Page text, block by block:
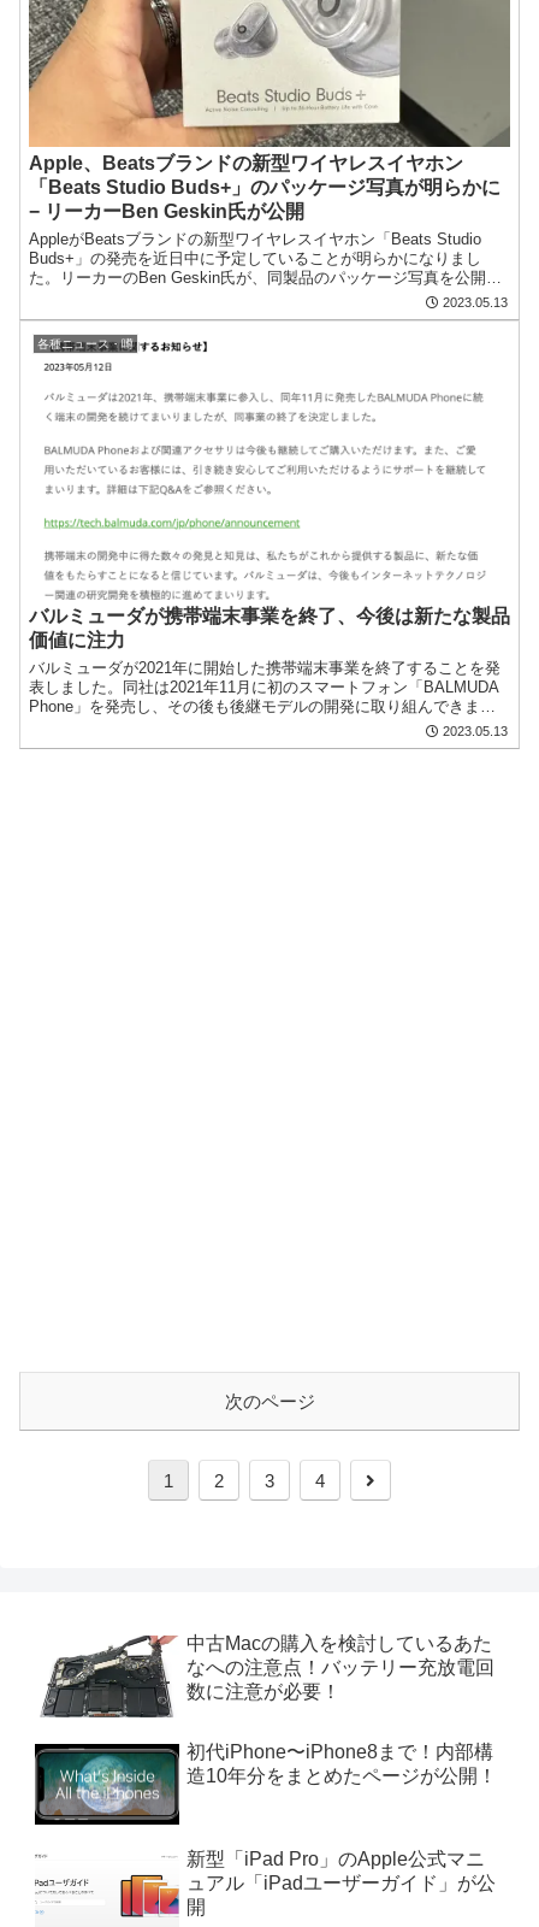
Apple、Beatsブランドの新型ワイヤレスイヤホン
「Beats Studio Buds+」のパッケージ写真が明らかに
− リーカーBen Geskin氏が公開
AppleがBeatsブランドの新型ワイヤレスイヤホン「Beats Studio
Buds+」の発売を近日中に予定していることが明らかになりまし
た。リーカーのBen Geskin氏が、同製品のパッケージ写真を公開し
2023.05.13
各種ニュース・噂
バルミューダが携帯端末事業を終了、今後は新たな製品
価値に注力
バルミューダが2021年に開始した携帯端末事業を終了することを発
表しました。同社は2021年11月に初のスマートフォン「BALMUDA
Phone」を発売し、その後も後継モデルの開発に取り組んできまし
2023.05.13
次のページ
1 2 3 4
次
中古Macの購入を検討しているあた
なへの注意点！バッテリー充放電回
数に注意が必要！
初代iPhone〜iPhone8まで！内部構
造10年分をまとめたページが公開！
新型「iPad Pro」のApple公式マニ
ュアル「iPadユーザーガイド」が公
開